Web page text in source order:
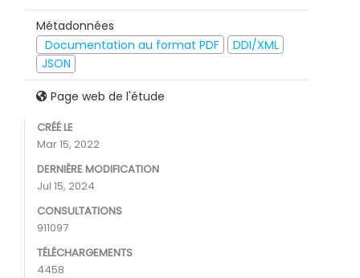
Métadonnées
Documentation au format PDF
DDI/XML
JSON
Page web de l'étude
CRÉÉ LE
Mar 15, 2022
DERNIÈRE MODIFICATION
Jul 15, 2024
CONSULTATIONS
911097
TÉLÉCHARGEMENTS
4458